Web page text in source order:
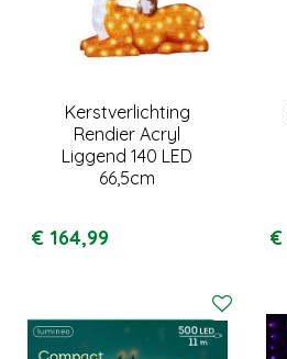
Kerstverlichting
Rendier Acryl
Liggend 140 LED
66,5cm
€ 164,99 €